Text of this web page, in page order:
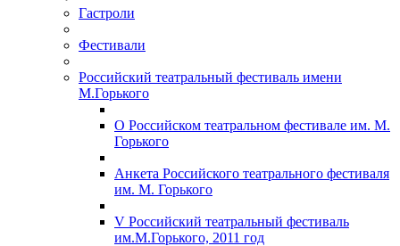
Гастроли
Фестивали
Российский театральный фестиваль имени
М.Горького
О Российском театральном фестивале им. М.
Горького
Анкета Российского театрального фестиваля
им. М. Горького
V Российский театральный фестиваль
им.М.Горького, 2011 год